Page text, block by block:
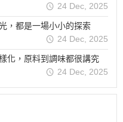
24 Dec, 2025
，都是一場小小的探索
24 Dec, 2025
化，原料到調味都很講究
24 Dec, 2025